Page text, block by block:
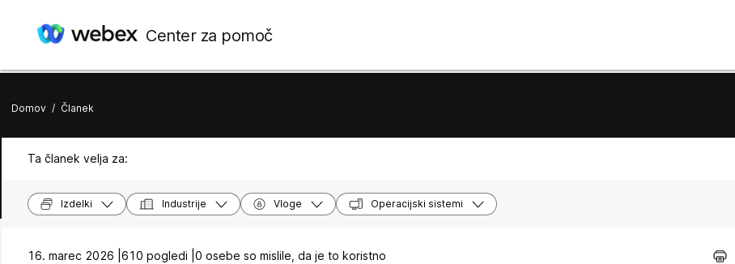
Center za pomoč
Domov / Članek
Ta članek velja za:
Izdelki Industrije Vloge Operacijski sistemi
16. marec 2026 | 610 pogledi | 0 osebe so mislile, da je to koristno